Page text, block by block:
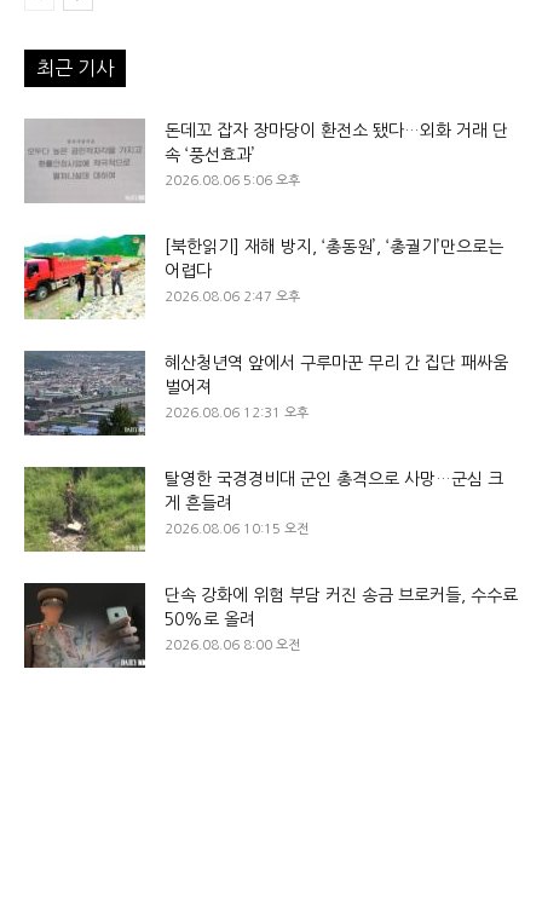
최근 기사
돈데꼬 잡자 장마당이 환전소 됐다…외화 거래 단
속 ‘풍선효과’
2026.08.06 5:06 오후
[북한읽기] 재해 방지, ‘총동원’, ‘총궐기’만으로는
어렵다
2026.08.06 2:47 오후
혜산청년역 앞에서 구루마꾼 무리 간 집단 패싸움
벌어져
2026.08.06 12:31 오후
탈영한 국경경비대 군인 총격으로 사망…군심 크
게 흔들려
2026.08.06 10:15 오전
단속 강화에 위험 부담 커진 송금 브로커들, 수수료
50%로 올려
2026.08.06 8:00 오전